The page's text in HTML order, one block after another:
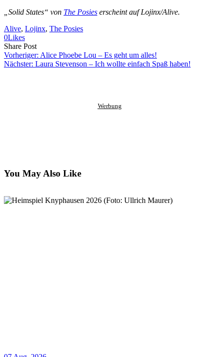
„Solid States“ von The Posies erscheint auf Lojinx/Alive.
Alive, Lojinx, The Posies
0Likes
Share PostShare
on
Facebook
Copy
URL
to
Send
Link
via
Vorheriger: Alice Phoebe Lou – Es geht um alles!
Nächster: Laura Stevenson – Ich wollte einfach Spaß haben!
Werbung
You May Also Like